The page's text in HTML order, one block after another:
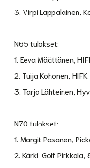
3. Virpi Lappalainen,
N65 tulokset:
1. Eeva Määttänen,
2. Tuija Kohonen,
3. Tarja Lähteinen,
N70 tulokset:
1. Margit Pasanen,
2. Kärki, Golf